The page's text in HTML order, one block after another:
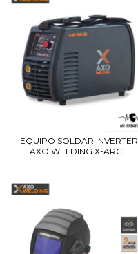
EQUIPO SOLDAR INVERTER
AXO WELDING X-ARC...